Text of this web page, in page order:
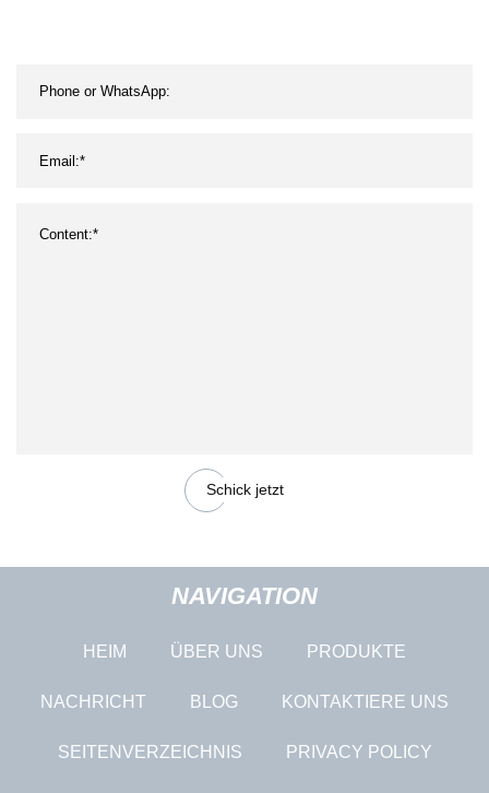
Schick jetzt
NAVIGATION
HEIM ÜBER UNS PRODUKTE
NACHRICHT BLOG KONTAKTIERE UNS
SEITENVERZEICHNIS PRIVACY POLICY